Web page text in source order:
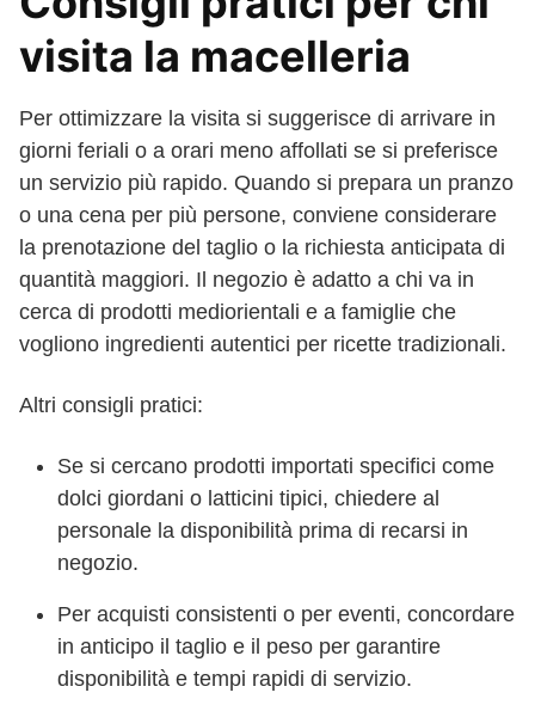
visita la macelleria
Per ottimizzare la visita si suggerisce di arrivare in
giorni feriali o a orari meno affollati se si preferisce
un servizio più rapido. Quando si prepara un pranzo
o una cena per più persone, conviene considerare
la prenotazione del taglio o la richiesta anticipata di
quantità maggiori. Il negozio è adatto a chi va in
cerca di prodotti mediorientali e a famiglie che
vogliono ingredienti autentici per ricette tradizionali.
Altri consigli pratici:
Se si cercano prodotti importati specifici come
dolci giordani o latticini tipici, chiedere al
personale la disponibilità prima di recarsi in
negozio.
Per acquisti consistenti o per eventi, concordare
in anticipo il taglio e il peso per garantire
disponibilità e tempi rapidi di servizio.